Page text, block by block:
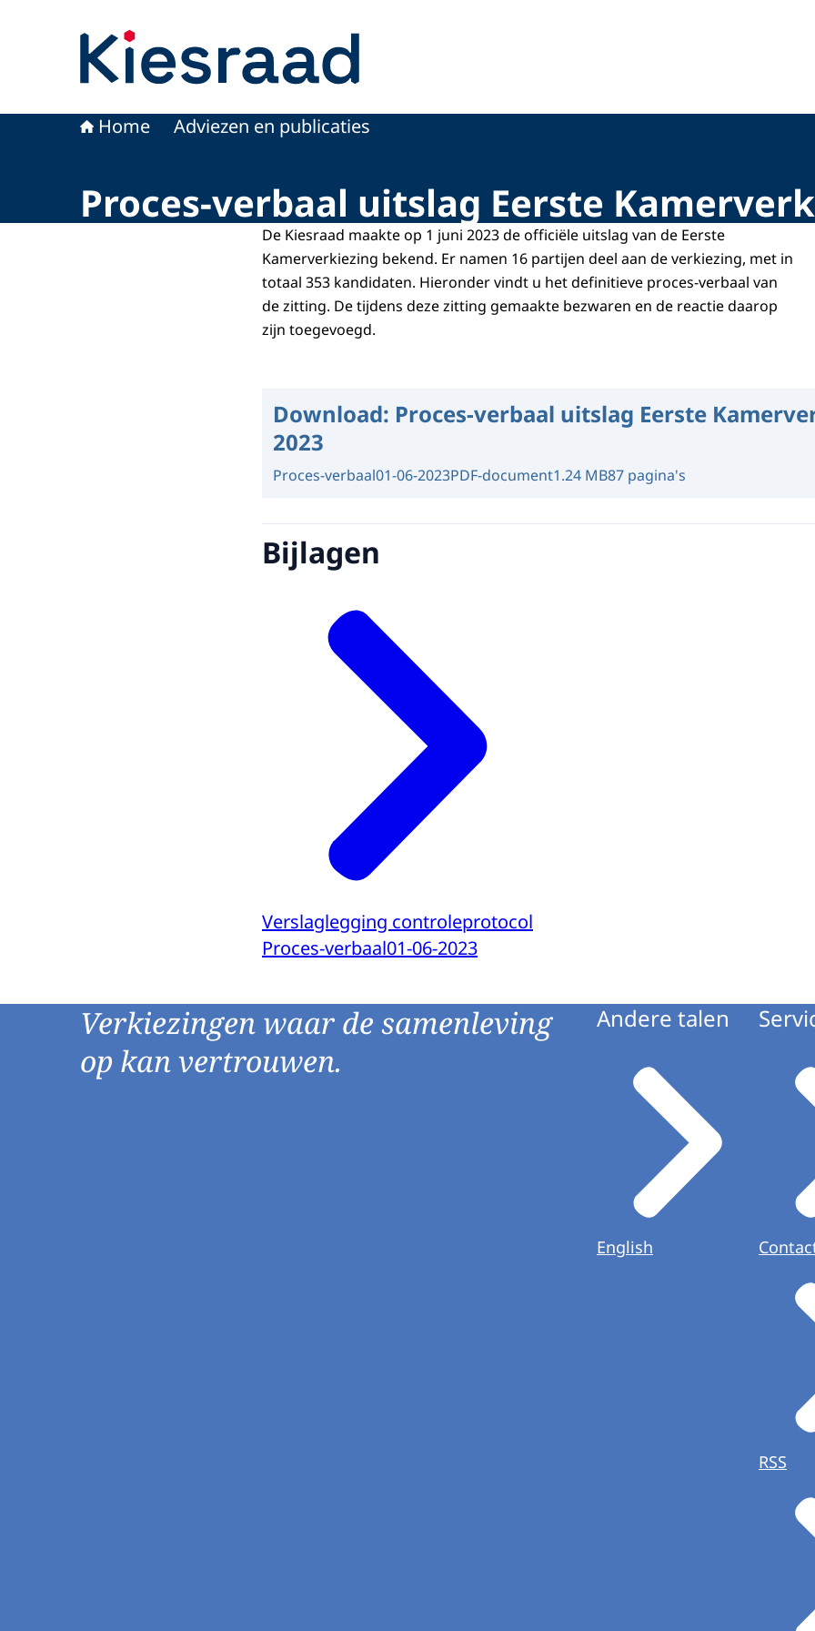
Home Adviezen en publicaties
Proces-verbaal uitslag Eerste
De Kiesraad maakte op 1 juni 2023 de officiële uitslag van de Eerste
Kamerverkiezing bekend. Er namen 16 partijen deel aan de verkiezing, met in
totaal 353 kandidaten. Hieronder vindt u het definitieve proces-verbaal van
de zitting. De tijdens deze zitting gemaakte bezwaren en de reactie daarop
zijn toegevoegd.
Download: Proces-verbaal uitslag Eerste
2023
Proces-verbaal01-06-2023PDF-document1.24 MB87 pagina's
Bijlagen
Verslaglegging controleprotocol
Proces-verbaal01-06-2023
Verkiezingen waar de samenleving
op kan vertrouwen.
Andere talen
English
RSS